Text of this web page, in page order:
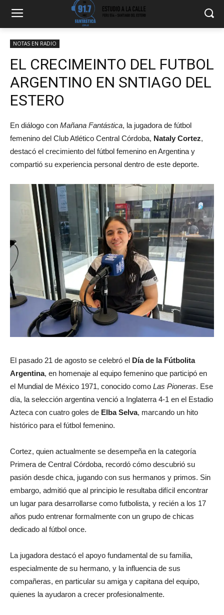
NOTAS EN RADIO
EL CRECIMEINTO DEL FUTBOL
ARGENTINO EN SNTIAGO DEL
ESTERO
En diálogo con Mañana Fantástica, la jugadora de fútbol
femenino del Club Atlético Central Córdoba, Nataly Cortez,
destacó el crecimiento del fútbol femenino en Argentina y
compartió su experiencia personal dentro de este deporte.
El pasado 21 de agosto se celebró el Día de la Fútbolita
Argentina, en homenaje al equipo femenino que participó en
el Mundial de México 1971, conocido como Las Pioneras. Ese
día, la selección argentina venció a Inglaterra 4-1 en el Estadio
Azteca con cuatro goles de Elba Selva, marcando un hito
histórico para el fútbol femenino.
Cortez, quien actualmente se desempeña en la categoría
Primera de Central Córdoba, recordó cómo descubrió su
pasión desde chica, jugando con sus hermanos y primos. Sin
embargo, admitió que al principio le resultaba difícil encontrar
un lugar para desarrollarse como futbolista, y recién a los 17
años pudo entrenar formalmente con un grupo de chicas
dedicado al fútbol once.
La jugadora destacó el apoyo fundamental de su familia,
especialmente de su hermano, y la influencia de sus
compañeras, en particular su amiga y capitana del equipo,
quienes la ayudaron a crecer profesionalmente.